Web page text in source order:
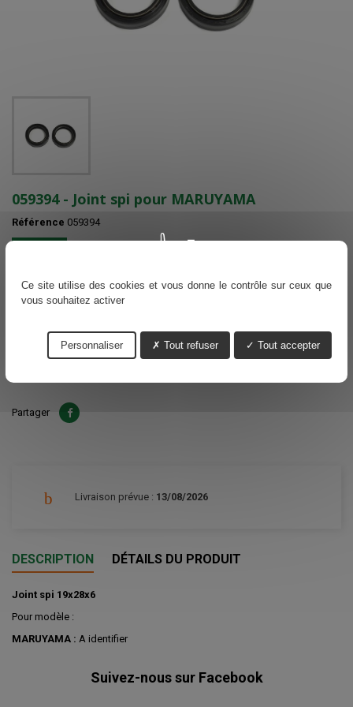
059394 - Joint spi pour MARUYAMA
Référence 059394
Voir nos délais de livraisons
4,43 €
Quantité  Ajouter au panier
Partager
Livraison prévue : 13/08/2026
DESCRIPTION DÉTAILS DU PRODUIT
Joint spi 19x28x6
Pour modèle :
MARUYAMA : A identifier
Suivez-nous sur Facebook
Ce site utilise des cookies et vous donne le contrôle sur ceux que
vous souhaitez activer
Tout accepter
Tout refuser
Personnaliser